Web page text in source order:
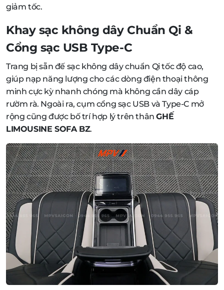
giảm tốc.
Khay sạc không dây Chuẩn Qi &
Cổng sạc USB Type-C
Trang bị sẵn đế sạc không dây chuẩn Qi tốc độ cao,
giúp nạp năng lượng cho các dòng điện thoại thông
minh cực kỳ nhanh chóng mà không cần dây cáp
rườm rà. Ngoài ra, cụm cổng sạc USB và Type-C mở
rộng cũng được bố trí hợp lý trên thânGHẾ
LIMOUSINE SOFA BZ.